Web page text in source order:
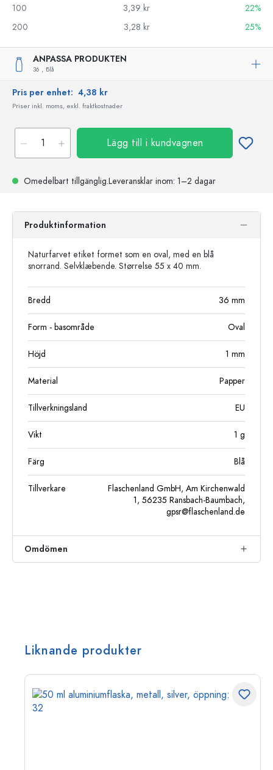
100
3,39 kr
22%
200
3,28 kr 25%
ANPASSA PRODUKTEN
36 , Blå
Pris per enhet: 4,38 kr
Priser inkl. moms, exkl. fraktkostnader
Lägg till i kundvagnen
Omedelbart tillgänglig.Leveransklar inom: 1–2 dagar
Produktinformation
Naturfarvet etiket formet som en oval, med en blå
snorrand. Selvklæbende. Størrelse 55 x 40 mm.
Bredd 36 mm
Form - basområde Oval
Höjd 1 mm
Material Papper
Tillverkningsland EU
Vikt 1 g
Färg Blå
Tillverkare
Flaschenland GmbH, Am Kirchenwald
1, 56235 Ransbach-Baumbach,
gpsr@flaschenland.de
Omdömen
Liknande produkter